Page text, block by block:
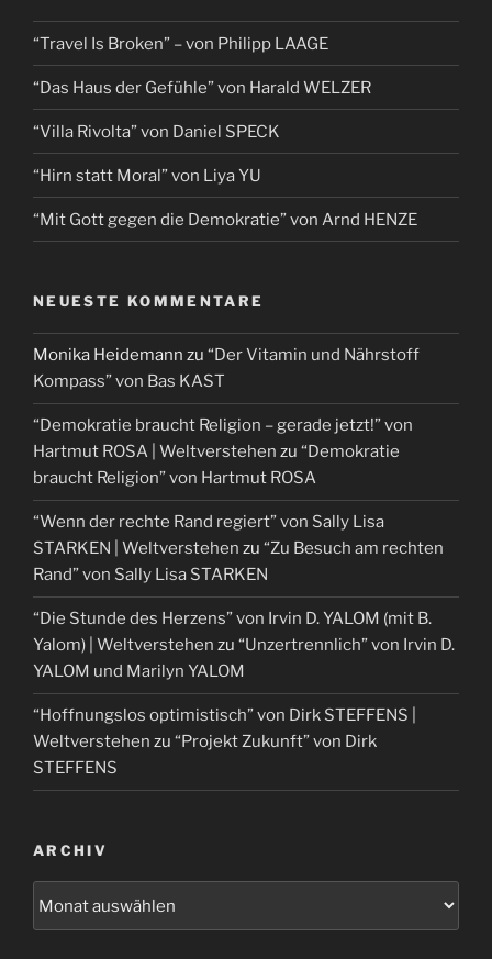
“Travel Is Broken” – von Philipp LAAGE
“Das Haus der Gefühle” von Harald WELZER
“Villa Rivolta” von Daniel SPECK
“Hirn statt Moral” von Liya YU
“Mit Gott gegen die Demokratie” von Arnd HENZE
NEUESTE KOMMENTARE
Monika Heidemann zu “Der Vitamin und Nährstoff
Kompass” von Bas KAST
“Demokratie braucht Religion – gerade jetzt!” von
Hartmut ROSA | Weltverstehen zu “Demokratie
braucht Religion” von Hartmut ROSA
“Wenn der rechte Rand regiert” von Sally Lisa
STARKEN | Weltverstehen zu “Zu Besuch am rechten
Rand” von Sally Lisa STARKEN
“Die Stunde des Herzens” von Irvin D. YALOM (mit B.
Yalom) | Weltverstehen zu “Unzertrennlich” von Irvin D.
YALOM und Marilyn YALOM
“Hoffnungslos optimistisch” von Dirk STEFFENS |
Weltverstehen zu “Projekt Zukunft” von Dirk
STEFFENS
ARCHIV